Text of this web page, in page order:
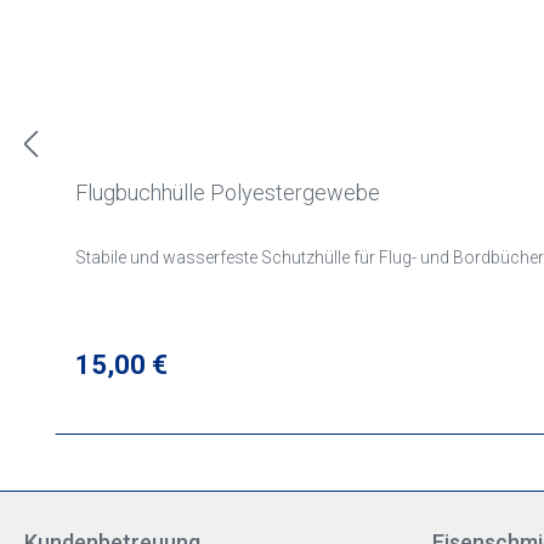
Flugbuchhülle Polyestergewebe
Stabile und wasserfeste Schutzhülle für Flug- und Bordbücher
Regulärer Preis:
15,00 €